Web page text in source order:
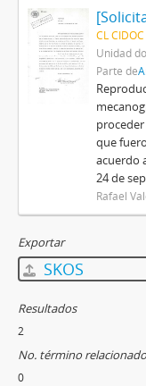
CL
Unidad
Parte de
que
acuerdo
24 de
Rafael
Exportar
SKOS
Resultados
2
No. término relacionado
0